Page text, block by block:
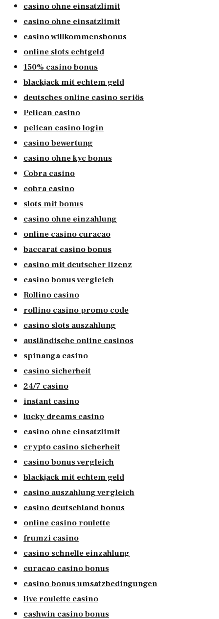
casino ohne einsatzlimit
casino ohne einsatzlimit
casino willkommensbonus
online slots echtgeld
150% casino bonus
blackjack mit echtem geld
deutsches online casino seriös
Pelican casino
pelican casino login
casino bewertung
casino ohne kyc bonus
Cobra casino
cobra casino
slots mit bonus
casino ohne einzahlung
online casino curacao
baccarat casino bonus
casino mit deutscher lizenz
casino bonus vergleich
Rollino casino
rollino casino promo code
casino slots auszahlung
ausländische online casinos
spinanga casino
casino sicherheit
24/7 casino
instant casino
lucky dreams casino
casino ohne einsatzlimit
crypto casino sicherheit
casino bonus vergleich
blackjack mit echtem geld
casino auszahlung vergleich
casino deutschland bonus
online casino roulette
frumzi casino
casino schnelle einzahlung
curacao casino bonus
casino bonus umsatzbedingungen
live roulette casino
cashwin casino bonus